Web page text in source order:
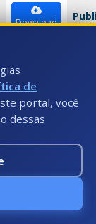
Download
de
portal, você
dessas